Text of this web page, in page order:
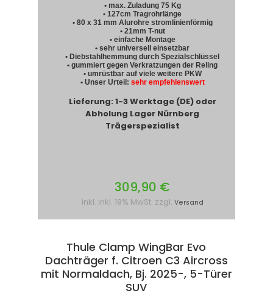
• max. Zuladung 75 Kg
• 127cm Tragrohrlänge
• 80 x 31 mm Alurohre stromlinienförmig
• 21mm T-nut
• einfache Montage
• sehr universell einsetzbar
• Diebstahlhemmung durch Spezialschlüssel
• gummiert gegen Verkratzungen der Reling
• umrüstbar auf viele weitere PKW
• Unser Urteil: sehr empfehlenswert
Lieferung: 1-3 Werktage (DE) oder
Abholung Lager Nürnberg
Trägerspezialist
309,90 €
inkl. inkl. 19% MwSt. zzgl. Versand
Thule Clamp WingBar Evo
Dachträger f. Citroen C3 Aircross
mit Normaldach, Bj. 2025-, 5-Türer
SUV